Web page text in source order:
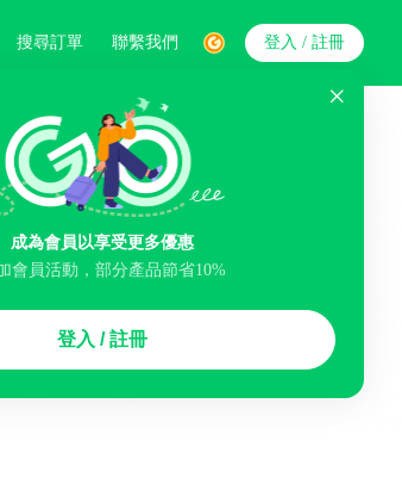
搜尋訂單 聯繫我們
成為會員以享受更多優惠
會員活動，部分產品節省10%
登入 / 註冊
登入 / 註冊
搜索
取消 民宿 泊車場